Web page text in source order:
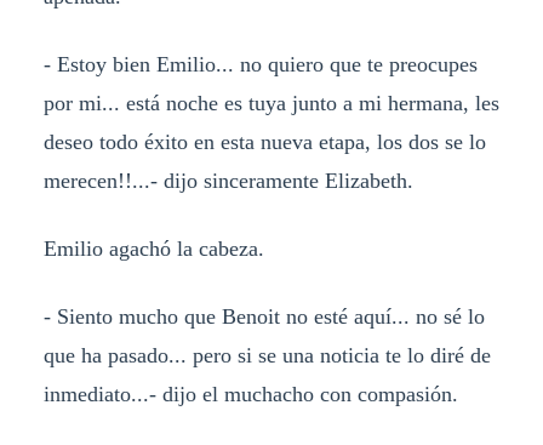
- Estoy bien Emilio... no quiero que te preocupes
por mi... está noche es tuya junto a mi hermana, les
deseo todo éxito en esta nueva etapa, los dos se lo
merecen!!...- dijo sinceramente Elizabeth.
Emilio agachó la cabeza.
- Siento mucho que Benoit no esté aquí... no sé lo
que ha pasado... pero si se una noticia te lo diré de
inmediato...- dijo el muchacho con compasión.